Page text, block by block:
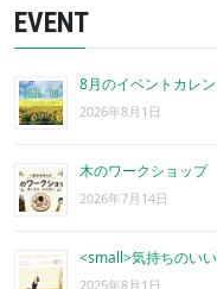
EVENT
8月のイベントカレ
2026年8月1日
木のワークショップ
2026年7月14日
<small>気持ちのい
2025年8月1日